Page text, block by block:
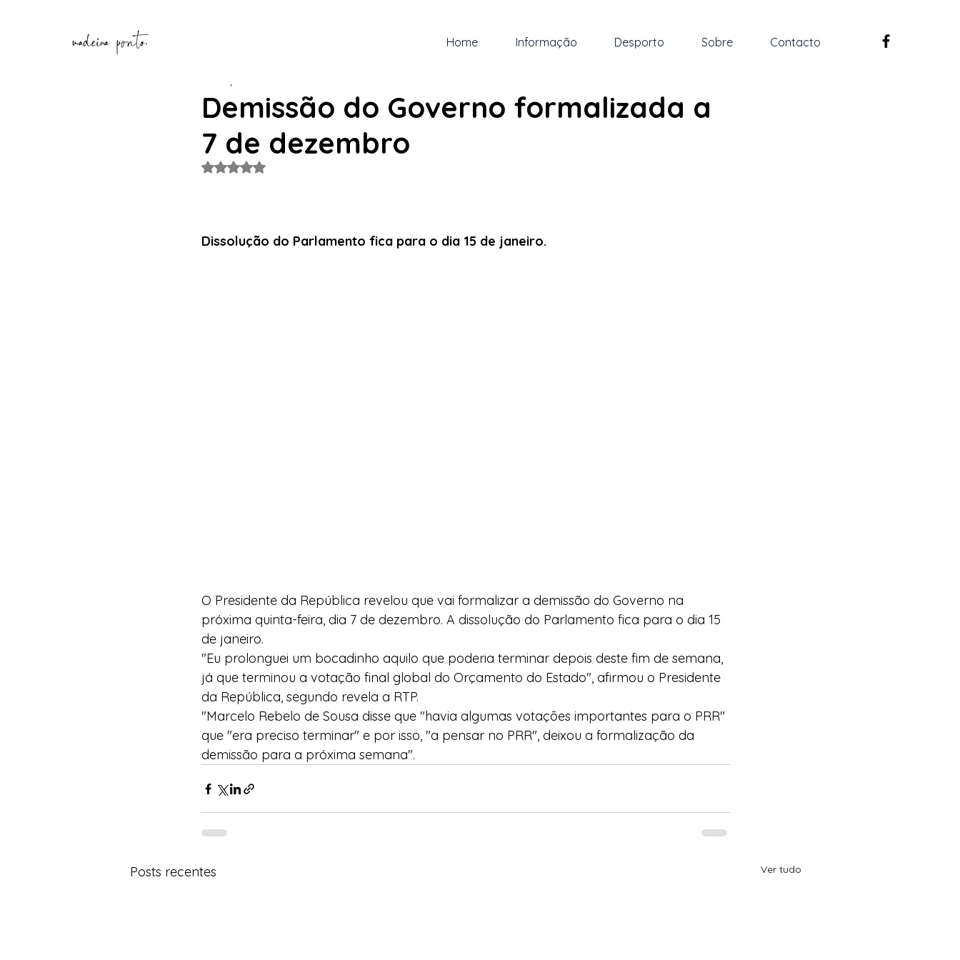
Home Informação Desporto Sobre Contacto
Demissão do Governo formalizada a
7 de dezembro
Avaliado com NaN de 5 estrelas.
Dissolução do Parlamento fica para o dia 15 de janeiro.
O Presidente da República revelou que vai formalizar a demissão do Governo na
próxima quinta-feira, dia 7 de dezembro. A dissolução do Parlamento fica para o dia 15
de janeiro.
"Eu prolonguei um bocadinho aquilo que poderia terminar depois deste fim de semana,
já que terminou a votação final global do Orçamento do Estado", afirmou o Presidente
da República, segundo revela a RTP.
"Marcelo Rebelo de Sousa disse que "havia algumas votações importantes para o PRR"
que "era preciso terminar" e por isso, "a pensar no PRR", deixou a formalização da
demissão para a próxima semana".
Posts recentes Ver tudo